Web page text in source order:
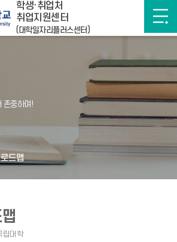
학생·취업처
취업지원센터
(대학일자리플러스센터)
드맵